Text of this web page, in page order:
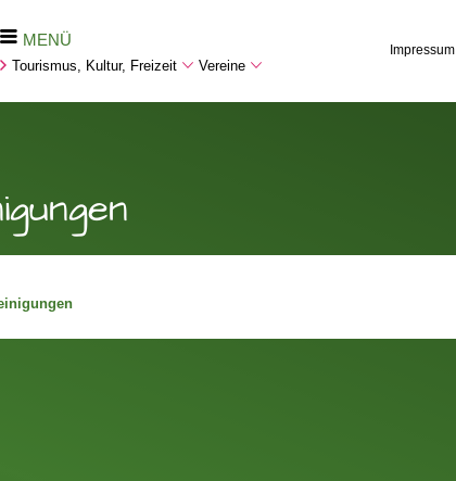
MENÜ
Tourismus, Kultur, Freizeit Vereine
Impressum